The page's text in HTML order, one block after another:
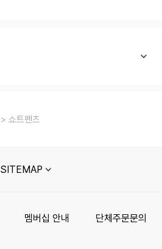
쇼트팬츠
SITEMAP
멤버십 안내 단체주문문의